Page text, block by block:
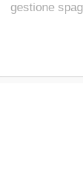
gestione